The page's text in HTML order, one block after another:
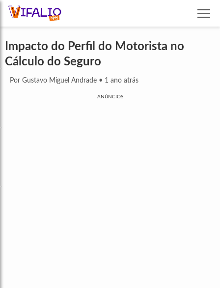
Impacto do Perfil do Motorista no
Cálculo do Seguro
Por Gustavo Miguel Andrade • 1 ano atrás
ANÚNCIOS